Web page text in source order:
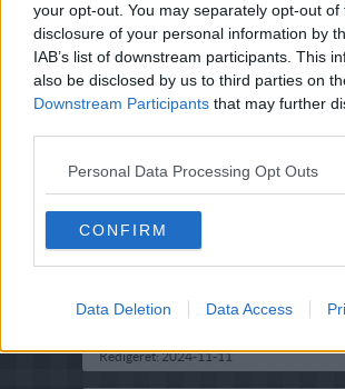
your opt-out. You may separately opt-out of
disclosure of your personal information by
IAB’s list of downstream participants. This
also be disclosed by us to third parties on
Downstream Participants that may further
Personal Data Processing Opt Outs
CONFIRM
Data Deletion Data Access
Opskriftsinfo
Ret :Salater-Nøddesalater
2002-11-10
Redigeret:2024-11-11